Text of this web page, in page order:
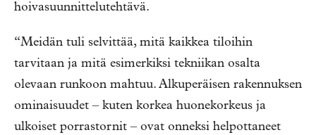
hoivasuunnittelutehtävä.
“Meidän tuli selvittää, mitä kaikkea tiloihin
tarvitaan ja mitä esimerkiksi tekniikan osalta
olevaan runkoon mahtuu. Alkuperäisen rakennuksen
ominaisuudet – kuten korkea huonekorkeus ja
ulkoiset porrastornit – ovat onneksi helpottaneet